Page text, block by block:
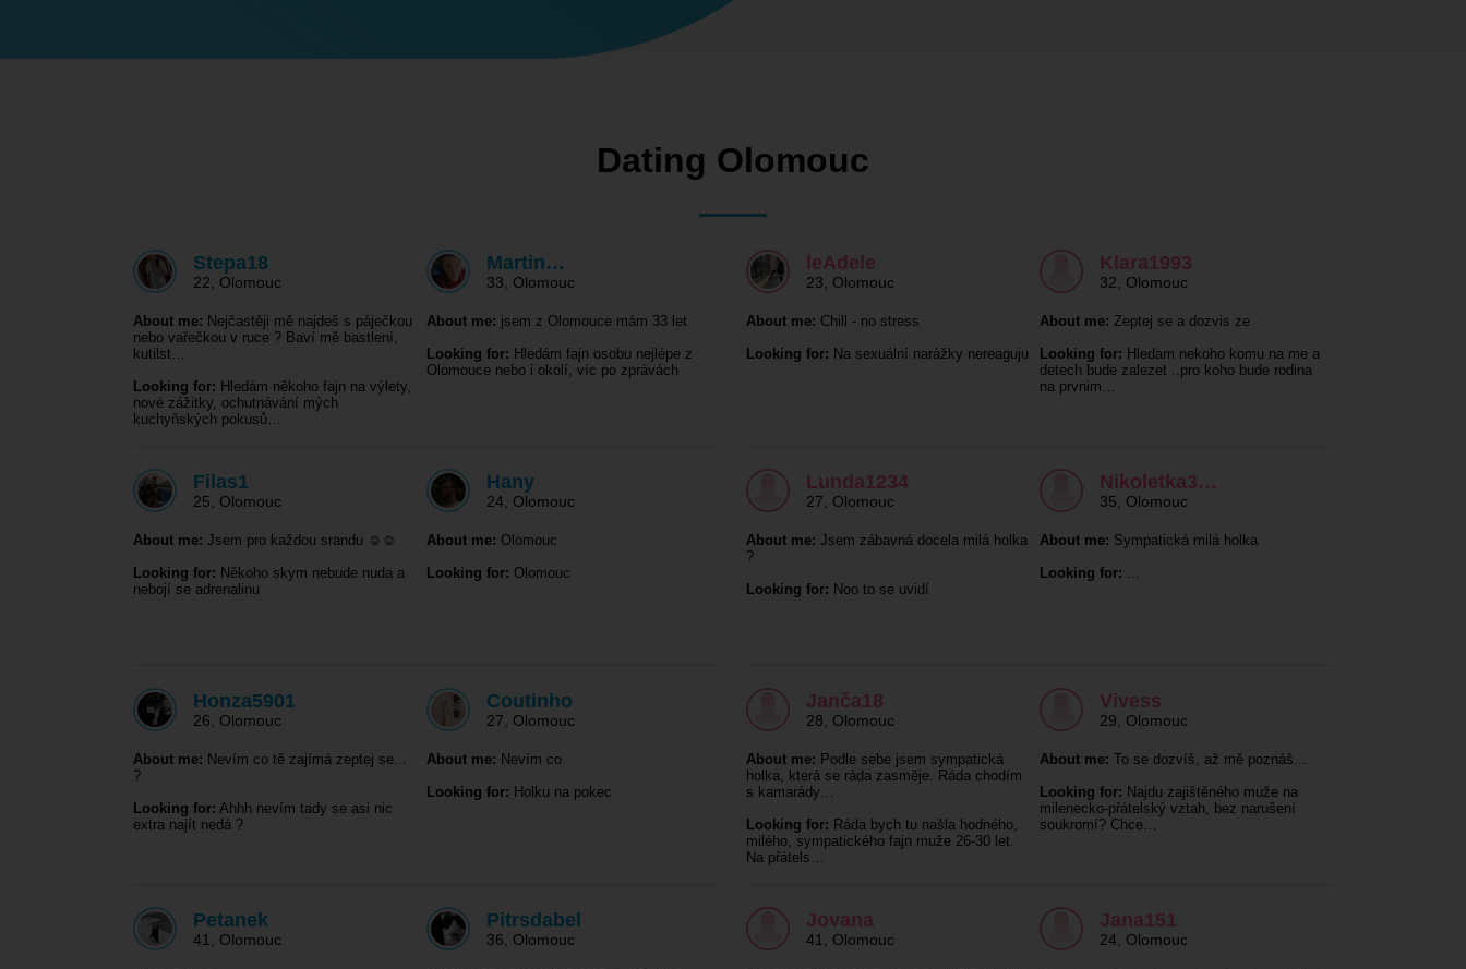
Dating Olomouc
Stepa18
22 Olomouc
About me: Nejčastěji mě najdeš s páječkou
nebo vařečkou v ruce ? Baví mě bastlení,
kutilst…
Looking for: Hledám někoho fajn na výlety,
nové zážitky, ochutnávání mých
kuchyňských pokusů…
Martin…
33 Olomouc
About me: jsem z Olomouce mám 33 let
Looking for: Hledám fajn osobu nejlépe z
Olomouce nebo i okolí, víc po zprávách
Filas1
25 Olomouc
About me: Jsem pro každou srandu ☺️☺️
Looking for: Někoho skym nebude nuda a
nebojí se adrenalinu
Hany
24 Olomouc
About me: Olomouc
Looking for: Olomouc
Honza5901
26 Olomouc
About me: Nevím co tě zajímá zeptej se...
?
Looking for: Ahhh nevím tady se asi nic
extra najít nedá ?
Coutinho
27 Olomouc
About me: Nevím co
Looking for: Holku na pokec
Petanek
41 Olomouc
Pitrsdabel
36 Olomouc
leAdele
23 Olomouc
About me: Chill - no stress
Looking for: Na sexuální narážky nereaguju
Klara1993
32 Olomouc
About me: Zeptej se a dozvis ze
Looking for: Hledam nekoho komu na me a
detech bude zalezet ..pro koho bude rodina
na prvnim…
Lunda1234
27 Olomouc
About me: Jsem zábavná docela milá holka
?
Looking for: Noo to se uvidí
Nikoletka3…
35 Olomouc
About me: Sympatická milá holka
Looking for: ...
Janča18
28 Olomouc
About me: Podle sebe jsem sympatická
holka, která se ráda zasměje. Ráda chodím
s kamarády…
Looking for: Ráda bych tu našla hodného,
milého, sympatického fajn muže 26-30 let.
Na přátels…
Vivess
29 Olomouc
About me: To se dozvíš, až mě poznáš...
Looking for: Najdu zajištěného muže na
milenecko-přátelský vztah, bez narušení
soukromí? Chce…
Jovana
41 Olomouc
Jana151
24 Olomouc